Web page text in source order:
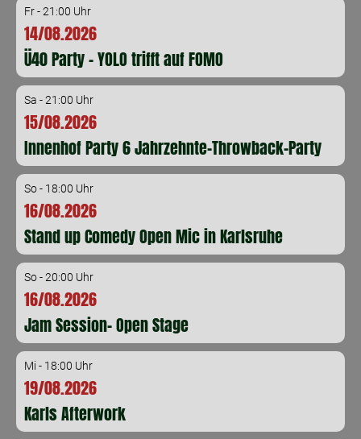
Fr - 21:00 Uhr
14/08.2026
Ü40 Party - YOLO trifft auf FOMO
Sa - 21:00 Uhr
15/08.2026
Innenhof Party 6 Jahrzehnte-Throwback-Party
So - 18:00 Uhr
16/08.2026
Stand up Comedy Open Mic in Karlsruhe
So - 20:00 Uhr
16/08.2026
Jam Session- Open Stage
Mi - 18:00 Uhr
19/08.2026
Karls Afterwork